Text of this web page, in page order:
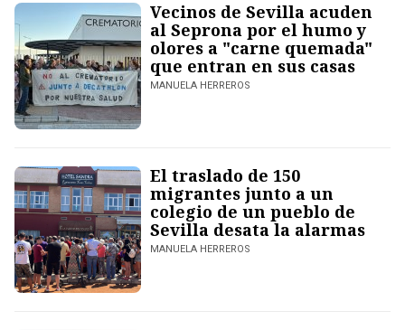
Vecinos de Sevilla acuden
al Seprona por el humo y
olores a "carne quemada"
que entran en sus casas
MANUELA HERREROS
El traslado de 150
migrantes junto a un
colegio de un pueblo de
Sevilla desata la alarmas
MANUELA HERREROS